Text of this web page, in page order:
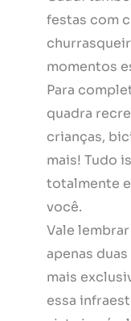
festas com
momentos
Para
quadra
crianças,
mais! Tudo
totalmente
você.
Vale
apenas
mais
essa